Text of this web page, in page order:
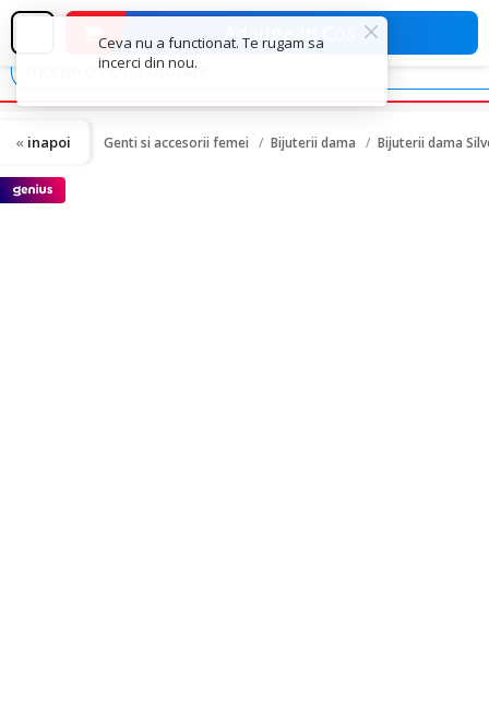
Adauga in Cos
Genti si accesorii femei Bijuterii dama Bijuterii dama
inapoi